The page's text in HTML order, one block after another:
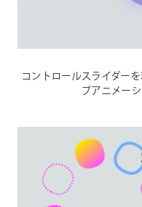
コントロールスライダー
ブアニメー